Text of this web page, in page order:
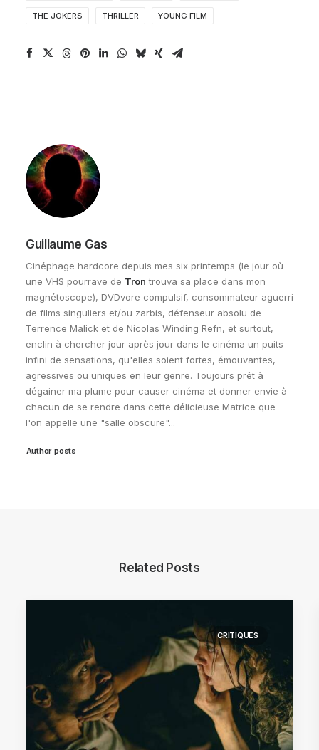
THE JOKERS THRILLER YOUNG FILM
Guillaume Gas
Cinéphage hardcore depuis mes six printemps (le jour où
une VHS pourrave de Tron trouva sa place dans mon
magnétoscope), DVDvore compulsif, consommateur aguerri
de films singuliers et/ou zarbis, défenseur absolu de
Terrence Malick et de Nicolas Winding Refn, et surtout,
enclin à chercher jour après jour dans le cinéma un puits
infini de sensations, qu'elles soient fortes, émouvantes,
agressives ou uniques en leur genre. Toujours prêt à
dégainer ma plume pour causer cinéma et donner envie à
chacun de se rendre dans cette délicieuse Matrice que
l'on appelle une "salle obscure"...
Author posts
Related Posts
CRITIQUES